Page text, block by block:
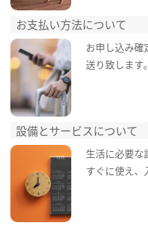
お支払い方法について
お申し込み確
送り致します。
設備とサービスについて
生活に必要な
すぐに使え、